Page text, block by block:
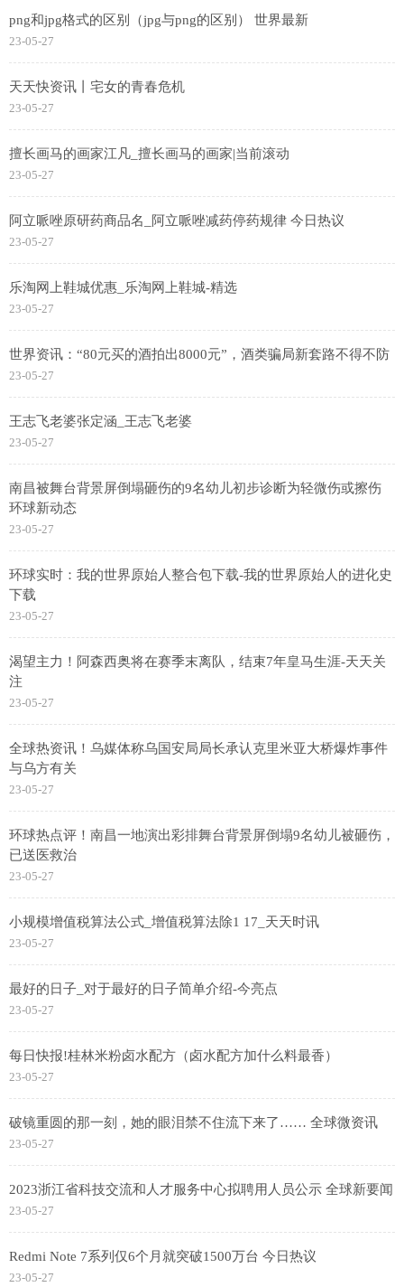
png和jpg格式的区别（jpg与png的区别） 世界最新
23-05-27
天天快资讯丨宅女的青春危机
23-05-27
擅长画马的画家江凡_擅长画马的画家|当前滚动
23-05-27
阿立哌唑原研药商品名_阿立哌唑减药停药规律 今日热议
23-05-27
乐淘网上鞋城优惠_乐淘网上鞋城-精选
23-05-27
世界资讯：“80元买的酒拍出8000元”，酒类骗局新套路不得不防
23-05-27
王志飞老婆张定涵_王志飞老婆
23-05-27
南昌被舞台背景屏倒塌砸伤的9名幼儿初步诊断为轻微伤或擦伤
环球新动态
23-05-27
环球实时：我的世界原始人整合包下载-我的世界原始人的进化史
下载
23-05-27
渴望主力！阿森西奥将在赛季末离队，结束7年皇马生涯-天天关
注
23-05-27
全球热资讯！乌媒体称乌国安局局长承认克里米亚大桥爆炸事件
与乌方有关
23-05-27
环球热点评！南昌一地演出彩排舞台背景屏倒塌9名幼儿被砸伤，
已送医救治
23-05-27
小规模增值税算法公式_增值税算法除1 17_天天时讯
23-05-27
最好的日子_对于最好的日子简单介绍-今亮点
23-05-27
每日快报!桂林米粉卤水配方（卤水配方加什么料最香）
23-05-27
破镜重圆的那一刻，她的眼泪禁不住流下来了…… 全球微资讯
23-05-27
2023浙江省科技交流和人才服务中心拟聘用人员公示 全球新要闻
23-05-27
Redmi Note 7系列仅6个月就突破1500万台 今日热议
23-05-27